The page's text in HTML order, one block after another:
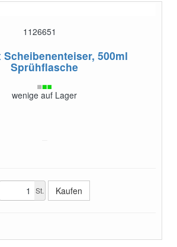
1126651
500ml
Sprühflasche
wenige auf Lager
St.